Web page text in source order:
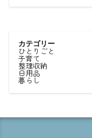
カテゴリー
ひとりごと
子育て
整理収納
日用品
暮らし